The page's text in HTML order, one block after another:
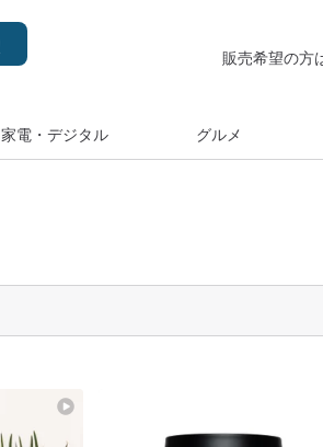
販売希望の方
家電・デジタル グルメ